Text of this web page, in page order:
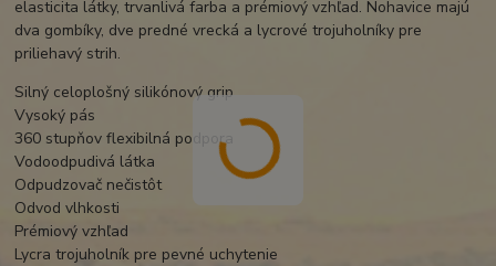
elasticita látky, trvanlivá farba a prémiový vzhľad. Nohavice majú
dva gombíky, dve predné vrecká a lycrové trojuholníky pre
priliehavý strih.
Silný celoplošný silikónový grip
Vysoký pás
360 stupňov flexibilná podpora
Vodoodpudivá látka
Odpudzovač nečistôt
Odvod vlhkosti
Prémiový vzhľad
Lycra trojuholník pre pevné uchytenie